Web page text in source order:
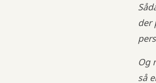
der
Og
så